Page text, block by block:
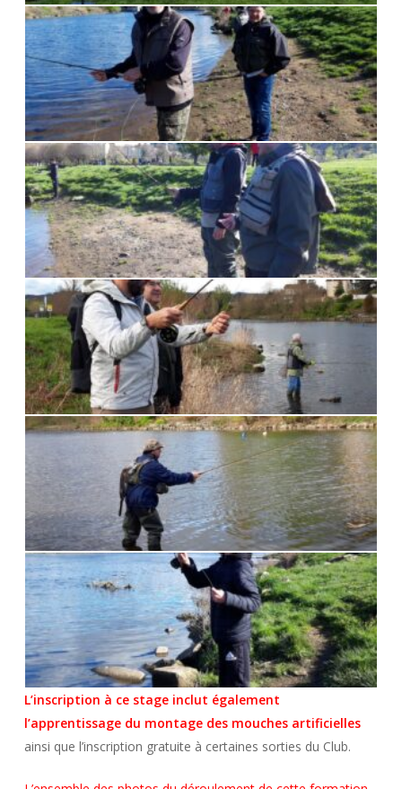
L’inscription à ce stage inclut également
l’apprentissage du montage des mouches artificielles
ainsi que l’inscription gratuite à certaines sorties du Club.